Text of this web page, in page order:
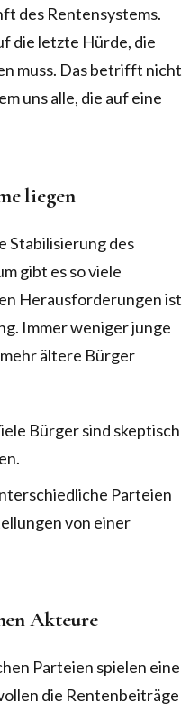
des Rentensystems.
die letzte Hürde, die
muss. Das betrifft nicht
uns alle, die auf eine
liegen
Stabilisierung des
gibt es so viele
Herausforderungen ist
Immer weniger junge
ältere Bürger
Bürger sind skeptisch
Parteien
von einer
Akteure
Parteien spielen eine
die Rentenbeiträge